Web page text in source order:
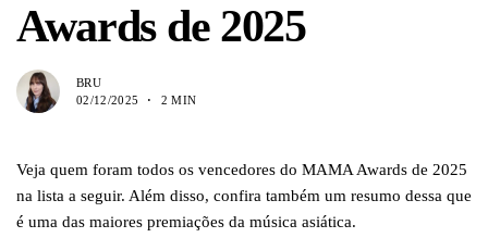
Awards de 2025
BRU
02/12/2025
2 MIN
Veja quem foram todos os vencedores do MAMA Awards de 2025
na lista a seguir. Além disso, confira também um resumo dessa que
é uma das maiores premiações da música asiática.